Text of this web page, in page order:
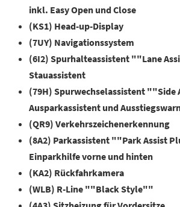
inkl. Easy Open und Close
(KS1) Head-up-Display
(7UY) Navigationssystem
(6I2) Spurhalteassistent ""Lane
Stauassistent
(79H) Spurwechselassistent ""Side
Ausparkassistent und
(QR9) Verkehrszeichenerkennung
(8A2) Parkassistent ""Park Assist
Einparkhilfe vorne und hinten
(KA2) Rückfahrkamera
(WLB) R-Line ""Black Style""